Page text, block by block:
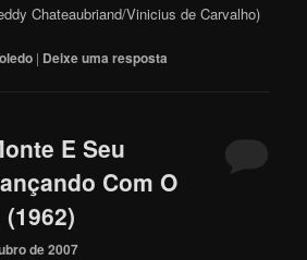
Chateaubriand/Vinicius de Carvalho)
| Deixe uma resposta
E Seu
Com O
de 2007